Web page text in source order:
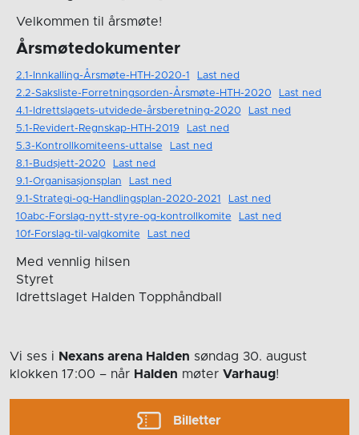
Velkommen til årsmøte!
Årsmøtedokumenter
2.1-Innkalling-Årsmøte-HTH-2020-1
Last ned
2.2-Saksliste-Forretningsorden-Årsmøte-HTH-2020
Last ned
4.1-Idrettslagets-utvidede-årsberetning-2020
Last ned
5.1-Revidert-Regnskap-HTH-2019
Last ned
5.3-Kontrollkomiteens-uttalse
Last ned
8.1-Budsjett-2020
Last ned
9.1-Organisasjonsplan
Last ned
9.1-Strategi-og-Handlingsplan-2020-2021
Last ned
10abc-Forslag-nytt-styre-og-kontrollkomite
Last ned
10f-Forslag-til-valgkomite
Last ned
Med vennlig hilsen
Styret
Idrettslaget Halden Topphåndball
Vi ses i Nexans arena Halden søndag 30. august
klokken 17:00 – når Halden møter Varhaug!
Billetter